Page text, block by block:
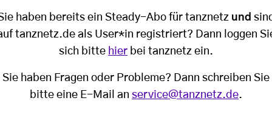
haben bereits ein Steady-Abo für tanznetz und
tanznetz.de als User*in registriert? Dann loggen
sich bitte hier bei tanznetz ein.
Sie haben Fragen oder Probleme? Dann schreiben Sie
bitte eine E-Mail an service@tanznetz.de.